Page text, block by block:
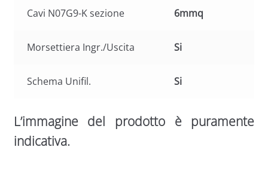
Cavi N07G9-K sezione 6mmq
Morsettiera Ingr./Uscita Si
Schema Unifil. Si
L’immagine del prodotto è puramente
indicativa.